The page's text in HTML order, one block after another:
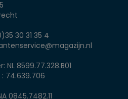
30 31 35 4
8599.77.328.B01
74.639.706
0845.7482.11